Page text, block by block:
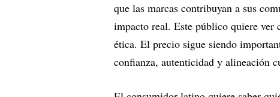
que las marcas contribuyan a sus
impacto real. Este público quiere
ética. El precio sigue siendo
confianza, autenticidad y alineación